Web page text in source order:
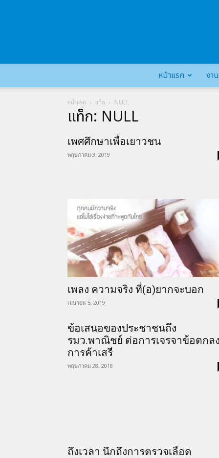
หน้าแรก งา
หน้าแรก แท็ก NULL
แท็ก: NULL
เพศศึกษาเพื่อเยาวชน
พฤษภาคม 3, 2019
เพลง ความจริง ที่(อ)ยากจะบอก
เมษายน 5, 2019
ข้อเสนอของประชาชนถึง
รมว.พาณิชย์ ต่อการเจรจาข้อตกลง
การค้าเสรี
พฤษภาคม 28, 2018
ถึงเวลา นึกถึงการตรวจเลือด